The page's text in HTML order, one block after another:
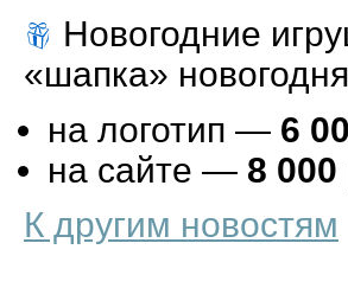
Новогодние
«шапка»
на логотип — 6
на сайте — 8 000
К другим новостям